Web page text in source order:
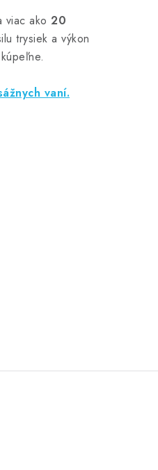
viac ako 20
trysiek a výkon
vaní.